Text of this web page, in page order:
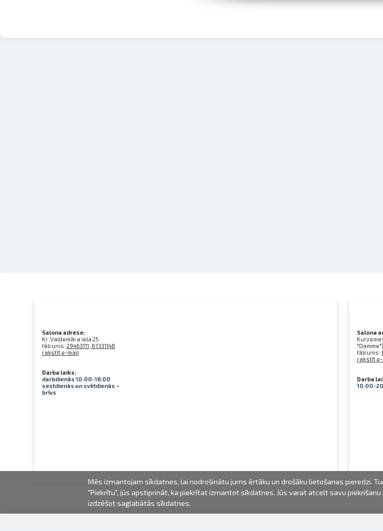
Salona adrese:
Kr. Valdemāra iela 25
tālrunis: 29463111, 67331148
rakstīt e-mail
Darba laiks:
darbdienās 10:00-18:00
sestdienās un svētdienās –
brīvs
Salona
"Damme")
tālrunis:
rakstīt e-
Darba
10:00-
Mēs izmantojam sīkdatnes, lai nodrošinātu jums ērtāku un drošāku lietošanas pieredzi.
"Piekrītu", jūs apstiprināt, ka piekrītat izmantot sīkdatnes. Jūs varat atcelt savu
izdzēšot saglabātās sīkdatnes.